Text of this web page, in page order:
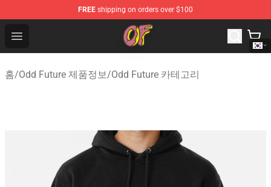
FREE shipping on orders over $100
Open menu
Odd Future Shop - Official Odd Future Merchandise Store
홈/Odd Future 제품정보/Odd Future 카테고리